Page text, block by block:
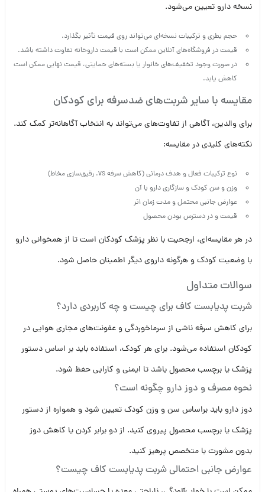
نسخه دارو تعیین می‌شود.
حجم بطری و ترکیبات نسخه‌ای می‌تواند روی قیمت تأثیر بگذارد.
قیمت در فروشگاه‌های آنلاین ممکن است با قیمت داروخانه تفاوت داشته باشد.
در صورت وجود تخفیف‌های خانوار یا بسته‌های حمایتی، قیمت نهایی ممکن است
کاهش یابد.
مقایسه با سایر شربت‌های ضدسرفه برای کودکان
برای والدین، آگاهی از تفاوت‌های می‌تواند به انتخاب آگاهانه‌تر کمک کند.
نکته‌های کلیدی در مقایسه:
نوع ترکیبات فعال و هدف درمانی (کاهش سرفه vs. رقیق‌سازی مخاط)
وزن و سن کودک و سازگاری دارو با آن
عوارض جانبی محتمل و مدت زمان اثر
قیمت و در دسترس بودن محصول
در هر مقایسه‌ای، ارجحیت با نظر پزشک کودکان است تا از همخوانی دارو
با وضعیت کودک و هرگونه داروی دیگر اطمینان حاصل شود.
سوالات متداول
شربت پدیابست کاف برای چیست و چه کاربردی دارد؟
برای کاهش سرفه ناشی از سرماخوردگی و عفونت‌های مجاری هوایی در
کودکان استفاده می‌شود. برای هر کودک، استفاده باید بر اساس دستور
پزشک یا برچسب محصول باشد تا ایمنی و کارایی حفظ شود.
نحوه مصرف و دوز دارو چگونه است؟
دوز دارو باید براساس سن و وزن کودک تعیین شود و همواره از دستور
پزشک یا برچسب محصول پیروی کنید. از دو برابر کردن یا کاهش دوز
بدون مشورت با متخصص پرهیز کنید.
عوارض جانبی احتمالی شربت پدیابست کاف چیست؟